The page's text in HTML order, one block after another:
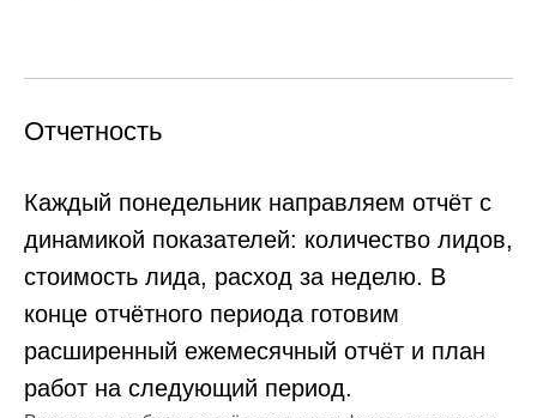
ГК «ЭНКО»
Наши клиенты